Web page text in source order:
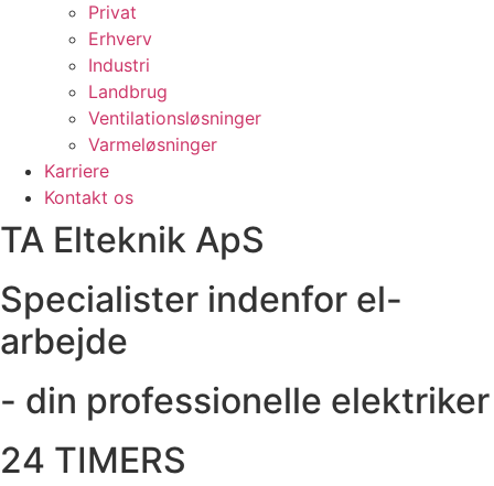
Privat
Erhverv
Industri
Landbrug
Ventilationsløsninger
Varmeløsninger
Karriere
Kontakt os
TA Elteknik ApS
Specialister indenfor el-
arbejde
- din professionelle elektriker
24 TIMERS